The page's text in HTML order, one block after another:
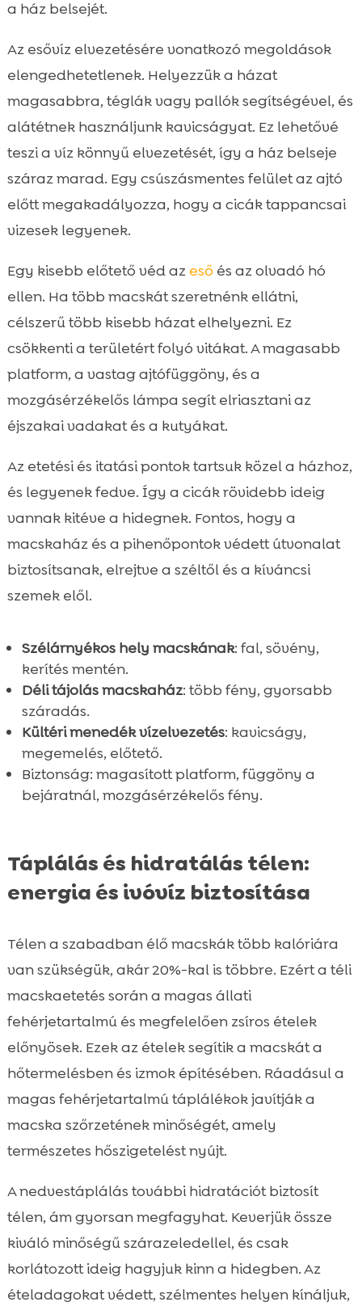
a ház belsejét.
Az esővíz elvezetésére vonatkozó megoldások
elengedhetetlenek. Helyezzük a házat
magasabbra, téglák vagy pallók segítségével, és
alátétnek használjunk kavicságyat. Ez lehetővé
teszi a víz könnyű elvezetését, így a ház belseje
száraz marad. Egy csúszásmentes felület az ajtó
előtt megakadályozza, hogy a cicák tappancsai
vizesek legyenek.
Egy kisebb előtető véd az eső és az olvadó hó
ellen. Ha több macskát szeretnénk ellátni,
célszerű több kisebb házat elhelyezni. Ez
csökkenti a területért folyó vitákat. A magasabb
platform, a vastag ajtófüggöny, és a
mozgásérzékelős lámpa segít elriasztani az
éjszakai vadakat és a kutyákat.
Az etetési és itatási pontok tartsuk közel a házhoz,
és legyenek fedve. Így a cicák rövidebb ideig
vannak kitéve a hidegnek. Fontos, hogy a
macskaház és a pihenőpontok védett útvonalat
biztosítsanak, elrejtve a széltől és a kíváncsi
szemek elől.
Szélárnyékos hely macskának: fal, sövény,
kerítés mentén.
Déli tájolás macskaház: több fény, gyorsabb
száradás.
Kültéri menedék vízelvezetés: kavicságy,
megemelés, előtető.
Biztonság: magasított platform, függöny a
bejáratnál, mozgásérzékelős fény.
Táplálás és hidratálás télen:
energia és ivóvíz biztosítása
Télen a szabadban élő macskák több kalóriára
van szükségük, akár 20%-kal is többre. Ezért a téli
macskaetetés során a magas állati
fehérjetartalmú és megfelelően zsíros ételek
előnyösek. Ezek az ételek segítik a macskát a
hőtermelésben és izmok építésében. Ráadásul a
magas fehérjetartalmú táplálékok javítják a
macska szőrzetének minőségét, amely
természetes hőszigetelést nyújt.
A nedvestáplálás további hidratációt biztosít
télen, ám gyorsan megfagyhat. Keverjük össze
kiváló minőségű szárazeledellel, és csak
korlátozott ideig hagyjuk kinn a hidegben. Az
ételadagokat védett, szélmentes helyen kínáljuk,